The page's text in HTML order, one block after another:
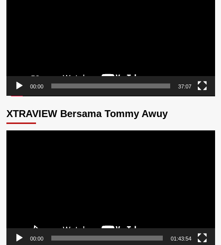
00:00 37:07
XTRAVIEW Bersama Tommy Awuy
00:00 01:43:54